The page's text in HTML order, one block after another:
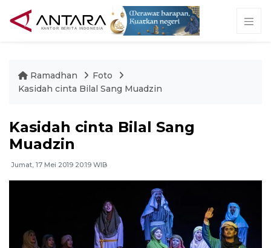
Ramadhan
Foto
Kasidah cinta Bilal Sang Muadzin
Kasidah cinta Bilal Sang
Muadzin
Jumat, 17 Mei 2019 20:19 WIB